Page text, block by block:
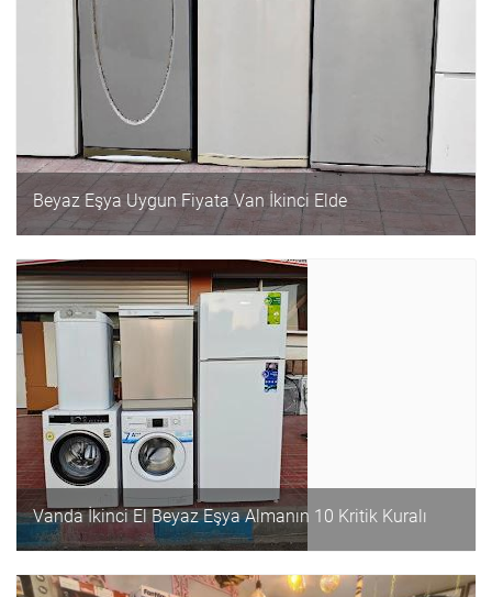
Beyaz Eşya Uygun Fiyata Van İkinci Elde
Vanda İkinci El Beyaz Eşya Almanın 10 Kritik Kuralı